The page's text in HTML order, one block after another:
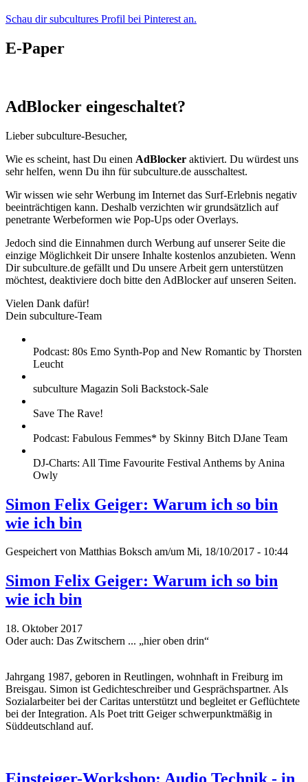
Schau dir subcultures Profil bei Pinterest an.
E-Paper
AdBlocker eingeschaltet?
Lieber subculture-Besucher,
Wie es scheint, hast Du einen AdBlocker aktiviert. Du würdest uns
sehr helfen, wenn Du ihn für subculture.de ausschaltest.
Wir wissen wie sehr Werbung im Internet das Surf-Erlebnis negativ
beeinträchtigen kann. Deshalb verzichten wir grundsätzlich auf
penetrante Werbeformen wie Pop-Ups oder Overlays.
Jedoch sind die Einnahmen durch Werbung auf unserer Seite die
einzige Möglichkeit Dir unsere Inhalte kostenlos anzubieten. Wenn
Dir subculture.de gefällt und Du unsere Arbeit gern unterstützen
möchtest, deaktiviere doch bitte den AdBlocker auf unseren Seiten.
Vielen Dank dafür!
Dein subculture-Team
Podcast: 80s Emo Synth-Pop and New Romantic by Thorsten
Leucht
subculture Magazin Soli Backstock-Sale
Save The Rave!
Podcast: Fabulous Femmes* by Skinny Bitch DJane Team
DJ-Charts: All Time Favourite Festival Anthems by Anina
Owly
Simon Felix Geiger: Warum ich so bin
wie ich bin
Gespeichert von Matthias Boksch am/um Mi, 18/10/2017 - 10:44
Simon Felix Geiger: Warum ich so bin
wie ich bin
18. Oktober 2017
Oder auch: Das Zwitschern ... „hier oben drin“
Jahrgang 1987, geboren in Reutlingen, wohnhaft in Freiburg im
Breisgau. Simon ist Gedichteschreiber und Gesprächspartner. Als
Sozialarbeiter bei der Caritas unterstützt und begleitet er Geflüchtete
bei der Integration. Als Poet tritt Geiger schwerpunktmäßig in
Süddeutschland auf.